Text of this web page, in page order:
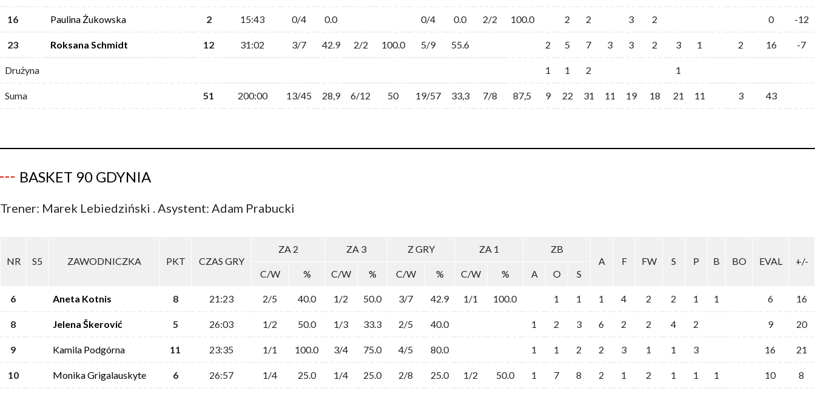
16 Paulina Żukowska 2 15:43 0/4 0.0 0/4 0.0 2/2 100.0 2 2 3 2 0 -12
23 Roksana Schmidt 12 31:02 3/7 42.9 2/2 100.0 5/9 55.6 2 5 7 3 3 2 3 1 2 16 -7
Drużyna 1 1 2 1
Suma 51 200:00 13/45 28,9 6/12 50 19/57 33,3 7/8 87,5 9 22 31 11 19 18 21 11 3 43
BASKET 90 GDYNIA
Trener: Marek Lebiedziński . Asystent: Adam Prabucki
NR S5 ZAWODNICZKA PKT CZAS GRY
ZA 2 ZA 3 Z GRY ZA 1
ZB
A
F FW S P B BO EVAL
+/-
C/W
% C/W % C/W % C/W % A O S
6 Aneta Kotnis 8 21:23 2/5 40.0 1/2 50.0 3/7 42.9 1/1 100.0 1 1 1 4 2 2 1 1 6 16
8 Jelena Škerović 5 26:03 1/2 50.0 1/3 33.3 2/5 40.0 1 2 3 6 2 2 4 2 9 20
9 Kamila Podgórna 11 23:35 1/1 100.0 3/4 75.0 4/5 80.0 1 1 2 2 3 1 1 3 16 21
10 Monika Grigalauskyte 6 26:57 1/4 25.0 1/4 25.0 2/8 25.0 1/2 50.0 1 7 8 2 1 2 1 1 1 10 8